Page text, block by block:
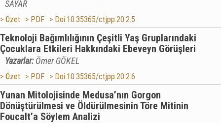
SAYAR
> Özet > PDF > Doi:10.35365/ctjpp.20.2.5
Teknoloji Bağımlılığının Çeşitli Yaş Gruplarındaki
Çocuklara Etkileri Hakkındaki Ebeveyn Görüşleri
Yazarlar:Ömer GÖKEL
> Özet > PDF > Doi:10.35365/ctjpp.20.2.6
Yunan Mitolojisinde Medusa’nın Gorgon
Dönüştürülmesi ve Öldürülmesinin Töre Mitinin
Foucalt’a Söylem Analizi